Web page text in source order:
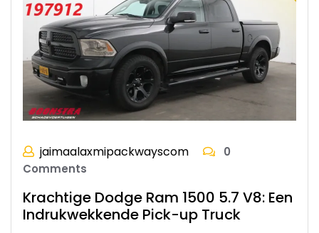
jaimaalaxmipackwayscom
0
Comments
Krachtige Dodge Ram 1500 5.7 V8: Een
Indrukwekkende Pick-up Truck